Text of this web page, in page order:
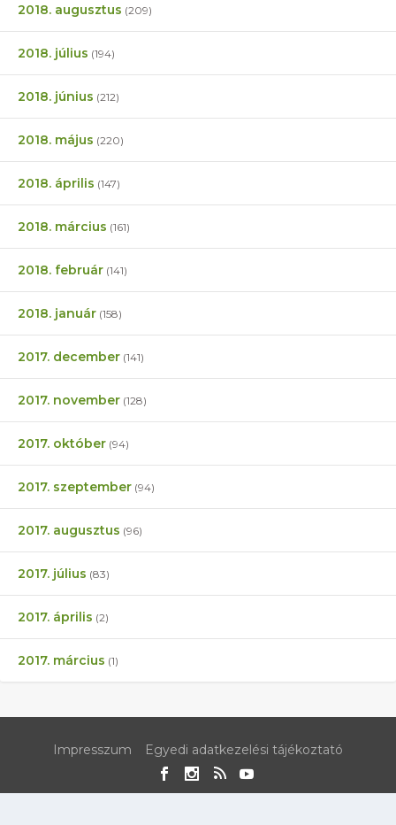
2018. augusztus (209)
2018. július (194)
2018. június (212)
2018. május (220)
2018. április (147)
2018. március (161)
2018. február (141)
2018. január (158)
2017. december (141)
2017. november (128)
2017. október (94)
2017. szeptember (94)
2017. augusztus (96)
2017. július (83)
2017. április (2)
2017. március (1)
Impresszum Egyedi adatkezelési tájékoztató